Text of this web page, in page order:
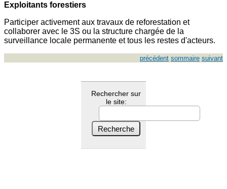
Exploitants forestiers
Participer activement aux travaux de reforestation et
collaborer avec le 3S ou la structure chargée de la
surveillance locale permanente et tous les restes d'acteurs.
précédent sommaire suivant
Rechercher sur
le site: